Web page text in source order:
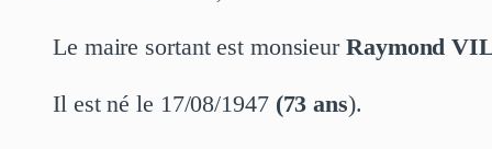
Le maire sortant est monsieurRaymond
Il est né le 17/08/1947 (73 ans).